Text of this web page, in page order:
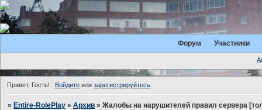
Форум Участники
Привет, Гость! Войдитеили зарегистрируйтесь.
»Entire-RolePlay »Архив »Жалобы на нарушителей правил сервера